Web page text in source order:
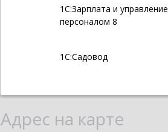
1С:Зарплата и управление
персоналом 8
1С:Садовод
Адрес на карте